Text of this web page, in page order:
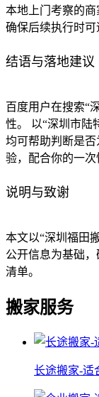
本地上门考察的
确保后续执行时
结语与落地建议
百度用户在搜索“
性。 以“深圳市陆
均可帮助判断是
验，配合你的一次
说明与致谢
本文以“深圳福田
公开信息为基础
清单。
搬家服务
长途搬家-适